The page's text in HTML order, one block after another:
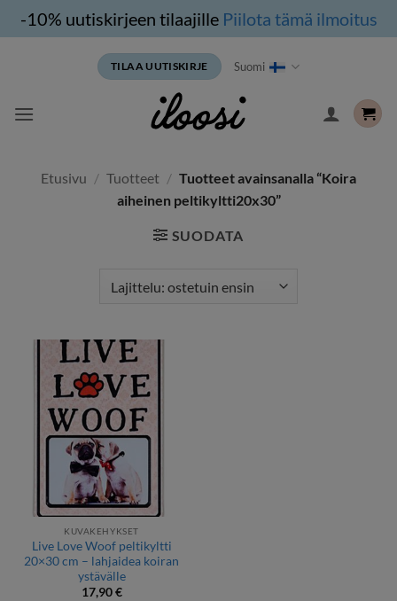
-10% uutiskirjeen tilaajille Piilota tämä ilmoitus
TILAA UUTISKIRJE Suomi
Etusivu / Tuotteet / Tuotteet avainsanalla “Koira
aiheinen peltikyltti20x30”
SUODATA
KUVAKEHYKSET
Live Love Woof peltikyltti
20×30 cm – lahjaidea koiran
ystävälle
17,90€